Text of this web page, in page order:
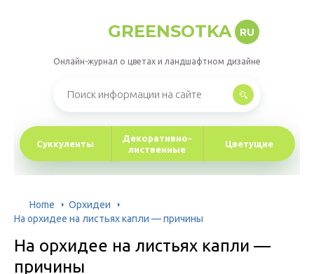
GREENSOTKA RU
Онлайн-журнал о цветах и ландшафтном дизайне
Суккуленты
Декоративно-
лиственные
Цветущие
Home
Орхидеи
На орхидее на листьях капли — причины
На орхидее на листьях капли —
причины